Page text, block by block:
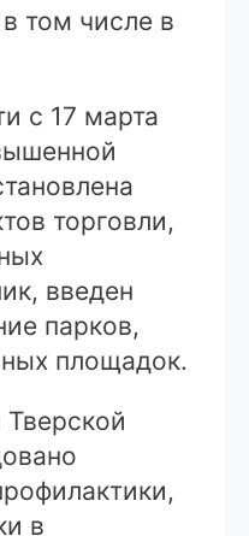
том числе в
с 17 марта
торговли,
введен
парков,
площадок.
в